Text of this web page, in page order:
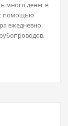
много денег в
с помощью
ежедневно.